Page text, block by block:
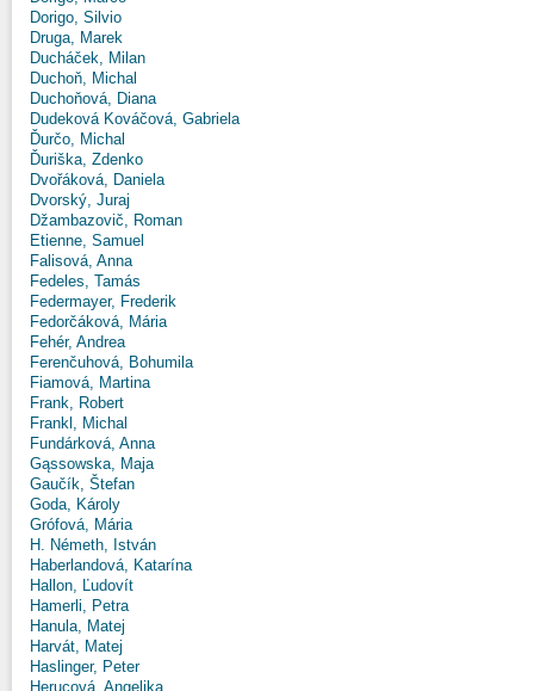
Dorigo, Silvio
Druga, Marek
Ducháček, Milan
Duchoň, Michal
Duchoňová, Diana
Dudeková Kováčová, Gabriela
Ďurčo, Michal
Ďuriška, Zdenko
Dvořáková, Daniela
Dvorský, Juraj
Džambazovič, Roman
Etienne, Samuel
Falisová, Anna
Fedeles, Tamás
Federmayer, Frederik
Fedorčáková, Mária
Fehér, Andrea
Ferenčuhová, Bohumila
Fiamová, Martina
Frank, Robert
Frankl, Michal
Fundárková, Anna
Gąssowska, Maja
Gaučík, Štefan
Goda, Károly
Grófová, Mária
H. Németh, István
Haberlandová, Katarína
Hallon, Ľudovít
Hamerli, Petra
Hanula, Matej
Harvát, Matej
Haslinger, Peter
Herucová, Angelika